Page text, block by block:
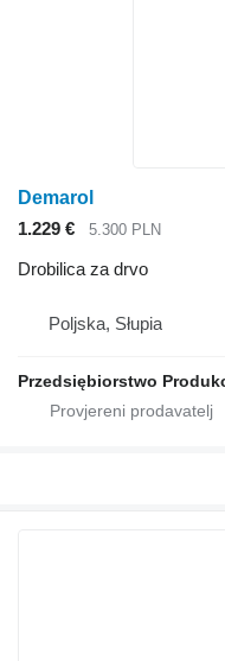
Demarol
1.229 €
5.300 PLN
Drobilica za drvo
Poljska, Słupia